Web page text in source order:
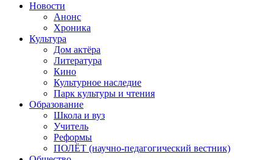
Новости
Анонс
Хроника
Культура
Дом актёра
Литература
Кино
Культурное наследие
Парк культуры и чтения
Образование
Школа и вуз
Учитель
Реформы
ПОЛЁТ (научно-педагогический вестник)